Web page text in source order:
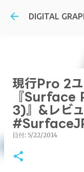
スキップ
DIGITAL
現行Pro 2ユ
『Surface
3)』&レビ
日付: 5/22/2014